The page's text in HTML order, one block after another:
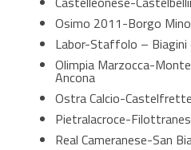
Osimo 2011-Borgo
Labor-Staffolo – Biagini
Olimpia Marzocca-
Ancona
Ostra Calcio-
Pietralacroce-
Real Cameranese-San